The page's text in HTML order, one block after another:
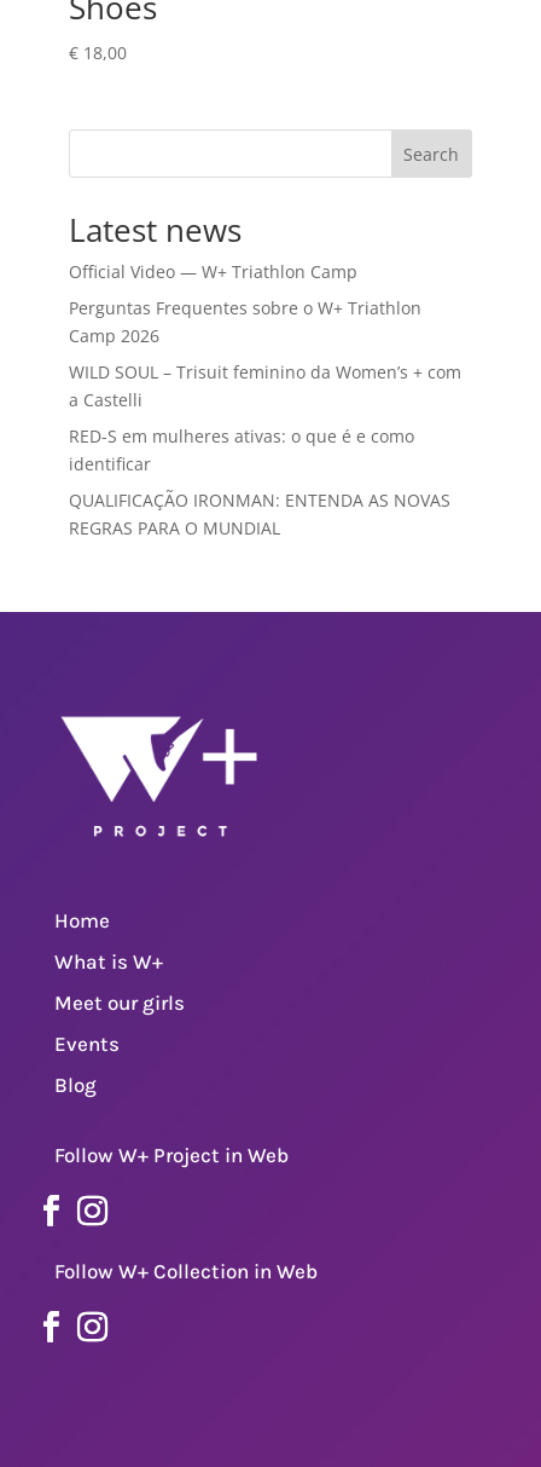
€18,00
Search
Latest news
Official Video — W+ Triathlon Camp
Perguntas Frequentes sobre o W+ Triathlon
Camp 2026
WILD SOUL – Trisuit feminino da Women’s + com
a Castelli
RED-S em mulheres ativas: o que é e como
identificar
QUALIFICAÇÃO IRONMAN: ENTENDA AS NOVAS
REGRAS PARA O MUNDIAL
Home
What is W+
Meet our girls
Events
Blog
Follow W+ Project in Web
Follow W+ Collection in Web